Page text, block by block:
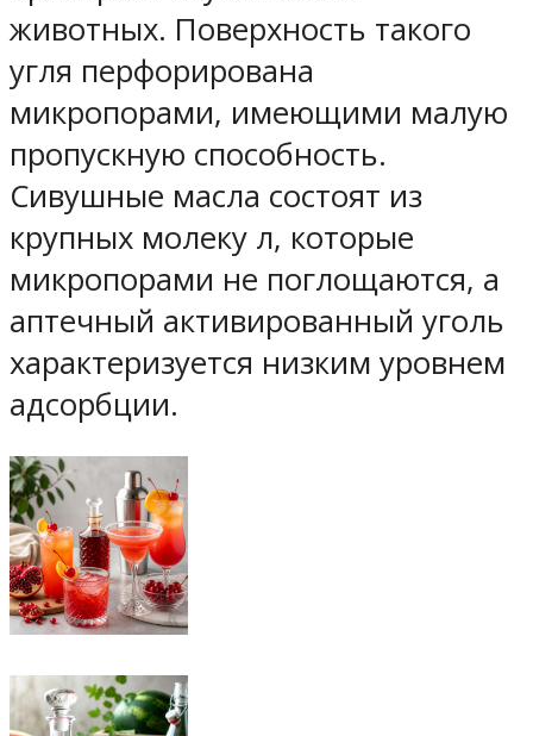
животных. Поверхность такого
угля перфорирована
микропорами, имеющими малую
пропускную способность.
Сивушные масла состоят из
крупных молеку л, которые
микропорами не поглощаются, а
аптечный активированный уголь
характеризуется низким уровнем
адсорбции.